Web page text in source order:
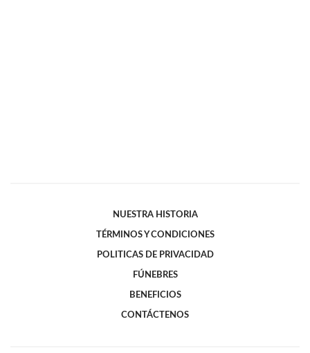
NUESTRA HISTORIA
TÉRMINOS Y CONDICIONES
POLITICAS DE PRIVACIDAD
FÚNEBRES
BENEFICIOS
CONTÁCTENOS